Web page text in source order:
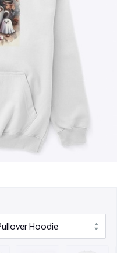
partes
Sweatshirt